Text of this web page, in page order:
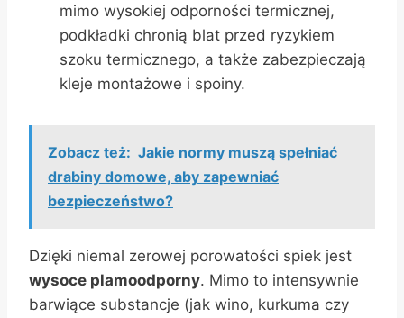
mimo wysokiej odporności termicznej,
podkładki chronią blat przed ryzykiem
szoku termicznego, a także zabezpieczają
kleje montażowe i spoiny.
Zobacz też: Jakie normy muszą spełniać
drabiny domowe, aby zapewniać
bezpieczeństwo?
Dzięki niemal zerowej porowatości spiek jest
wysoce plamoodporny. Mimo to intensywnie
barwiące substancje (jak wino, kurkuma czy